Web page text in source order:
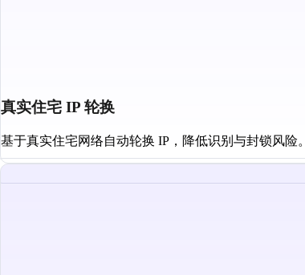
真实住宅 IP 轮换
基于真实住宅网络自动轮换 IP，降低识别与封锁风险。